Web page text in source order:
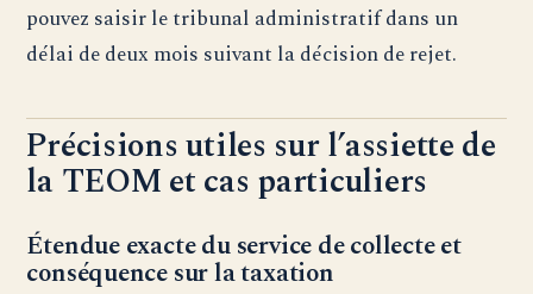
pouvez saisir le tribunal administratif dans un
délai de deux mois suivant la décision de rejet.
Précisions utiles sur l’assiette de
la TEOM et cas particuliers
Étendue exacte du service de collecte et
conséquence sur la taxation